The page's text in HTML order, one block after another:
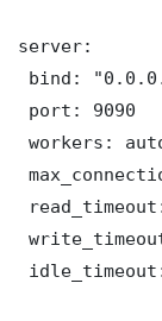
server:
bind:
port: 9090
workers: